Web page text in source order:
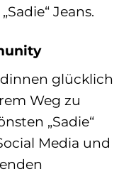
Jeans.
glücklich
Weg zu
„Sadie“
Media und